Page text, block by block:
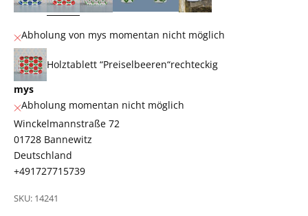
Abholung von mys momentan nicht möglich
Holztablett “Preiselbeeren“rechteckig
mys
Abholung momentan nicht möglich
Winckelmannstraße 72
01728 Bannewitz
Deutschland
+491727715739
SKU: 14241